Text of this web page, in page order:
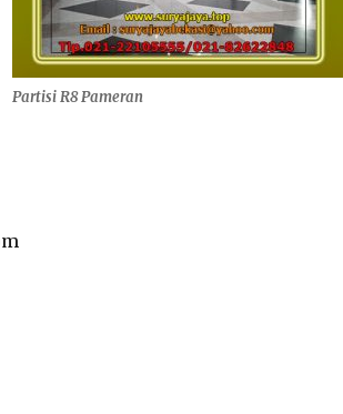
Partisi R8 Pameran